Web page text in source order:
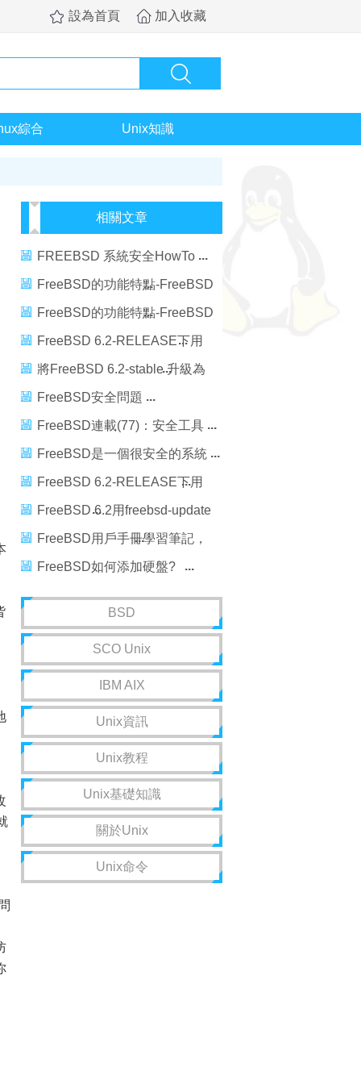
設為首頁 加入收藏
綜合 Unix知識
相關文章
FREEBSD 系統安全HowTo
FreeBSD的功能特點-FreeBSD
的特點和應用范圍
FreeBSD的功能特點-FreeBSD
的特點和應用范圍
FreeBSD 6.2-RELEASE下用
freebsd-update升級過程
將FreeBSD 6.2-stable 升級為
FreeBSD 6.2-release
FreeBSD安全問題
FreeBSD連載(77)：安全工具
FreeBSD是一個很安全的系統
FreeBSD 6.2-RELEASE下用
freebsd-update升級過程!
FreeBSD 6.2用freebsd-update
升級過程
FreeBSD用戶手冊學習筆記，
freebsd用戶手冊
FreeBSD如何添加硬盤?
FreeBSD添加硬盤的方法
BSD
SCO Unix
IBM AIX
Unix資訊
Unix教程
Unix基礎知識
關於Unix
Unix命令